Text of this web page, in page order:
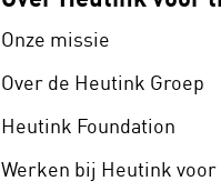
Onze missie
Over de Heutink Groep
Heutink Foundation
Werken bij Heutink voor